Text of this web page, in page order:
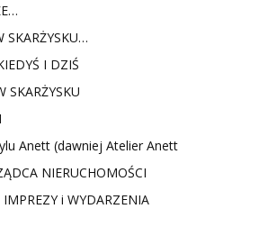
SKARŻYSKU…
I DZIŚ
SKARŻYSKU
Anett (dawniej Atelier Anett
NIERUCHOMOŚCI
i WYDARZENIA